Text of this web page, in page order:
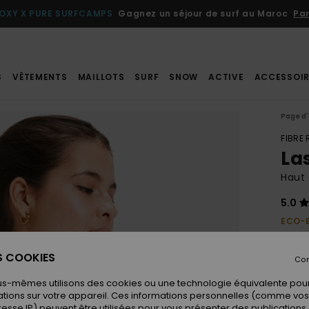
X PURE SURFCAMPS Gagnez un séjour de surf au Maroc
VÊTEMENTS MAILLOTS SURF SNOW ACTIVE
Page
FIBRE
Haut
5.0
ECO-
COOKIES
mêmes utilisons des cookies ou une technologie équivalente
sur votre appareil. Ces informations personnelles (comme